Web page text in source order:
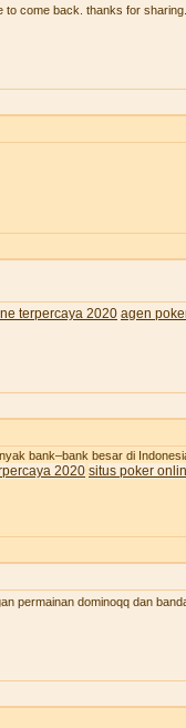
to come back. thanks for sharing.
terpercaya 2020 agen
bank–bank besar di
2020 situs poker
permainan dominoqq dan